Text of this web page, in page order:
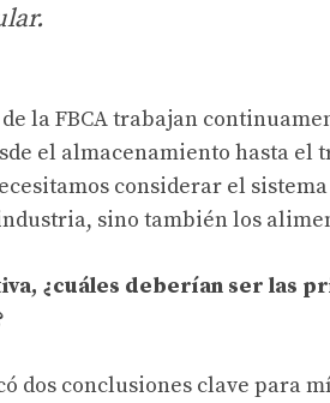
la FBCA trabajan
el almacenamiento hasta el
considerar el
sino también los
¿cuáles deberían ser las
dos conclusiones clave para